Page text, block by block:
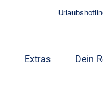
Extras Dein